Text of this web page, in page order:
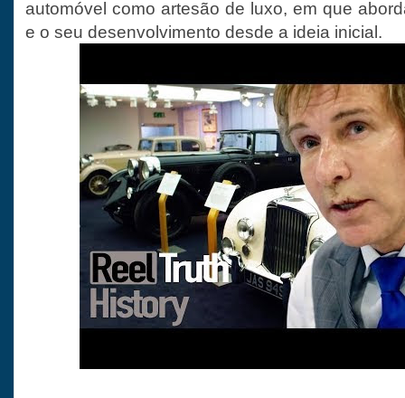
automóvel como artesão de luxo, em que
e o seu desenvolvimento desde a ideia inicial.